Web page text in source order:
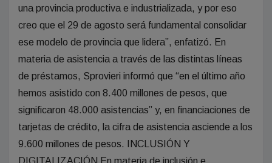
una provincia productiva e industrializada, y por eso
creo que el 29 de agosto será fundamental consolidar
ese modelo de provincia que lidera”, enfatizó. En
materia de asistencia a través de las distintas líneas
de préstamos, Sprovieri informó que “en el último año
hemos asistido con 8.400 millones de pesos, que
significaron 48.000 asistencias” y, en financiaciones de
tarjetas de crédito, la cifra de asistencia asciende a los
9.600 millones de pesos. INCLUSIÓN Y
DIGITALIZACIÓN En materia de inclusión e